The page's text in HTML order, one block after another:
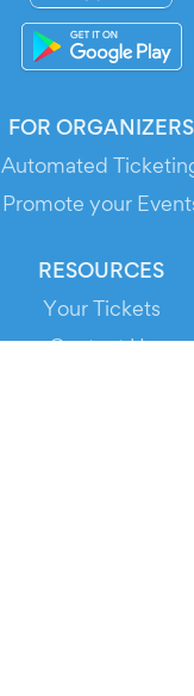
FOR ORGANIZERS
Automated
Promote your
RESOURCES
Your Tickets
Contact Us